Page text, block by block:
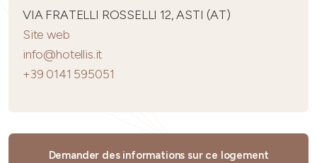
VIA FRATELLI ROSSELLI 12, ASTI (AT)
Site web
info@hotellis.it
+39 0141 595051
Demander des informations sur ce logement